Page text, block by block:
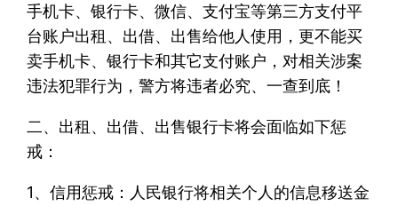
手机卡、银行卡、微信、支付宝等第三方支付平
台账户出租、出借、出售给他人使用，更不能买
卖手机卡、银行卡和其它支付账户，对相关涉案
违法犯罪行为，警方将违者必究、一查到底！
二、出租、出借、出售银行卡将会面临如下惩
戒：
1、信用惩戒：人民银行将相关个人的信息移送金